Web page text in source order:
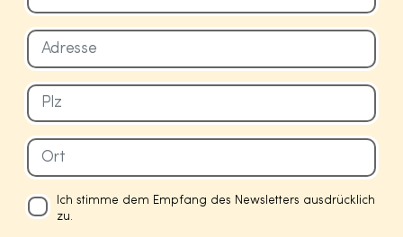
Ich stimme dem Empfang des Newsletters ausdrücklich
zu.